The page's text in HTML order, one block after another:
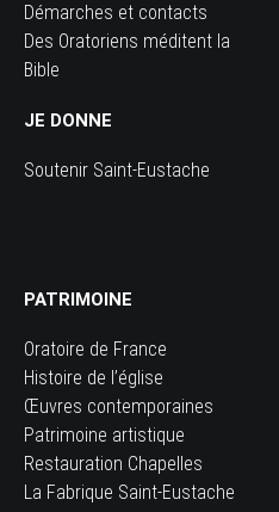
Démarches et contacts
Des Oratoriens méditent la
Bible
JE DONNE
Soutenir Saint-Eustache
PATRIMOINE
Oratoire de France
Histoire de l’église
Œuvres contemporaines
Patrimoine artistique
Restauration Chapelles
La Fabrique Saint-Eustache